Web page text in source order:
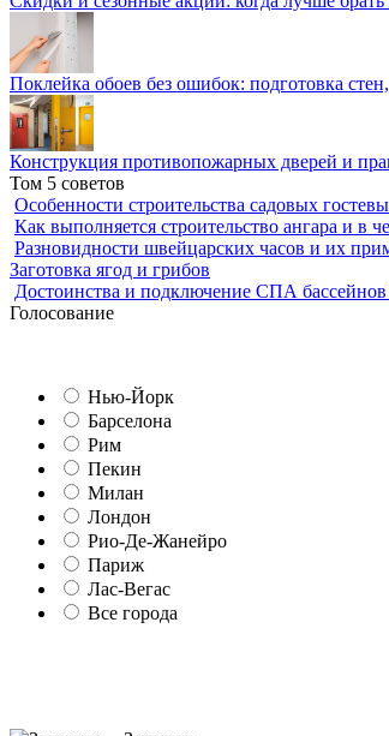
Поклейка обоев без ошибок: подготовка
Конструкция противопожарных дверей и
Том 5 советов
Особенности строительства садовых
Как выполняется строительство ангара и в
Разновидности швейцарских часов и их
Заготовка ягод и грибов
Достоинства и подключение СПА бассейнов
Голосование
Нью-Йорк
Барселона
Рим
Пекин
Милан
Лондон
Рио-Де-Жанейро
Париж
Лас-Вегас
Все города